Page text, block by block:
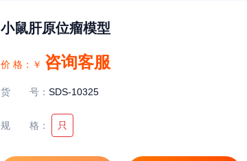
小鼠肝原位瘤模型
价 格： ￥ 咨询客服
货号 ： SDS-10325
规格 ： 只